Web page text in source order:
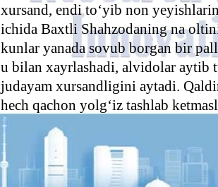
xursand, endi to‘yib non
ichida Baxtli Shahzodaning na
kunlar yanada sovub borgan bir
u bilan xayrlashadi, alvidolar aytib
judayam xursandligini aytadi.
hech qachon yolg‘iz tashlab